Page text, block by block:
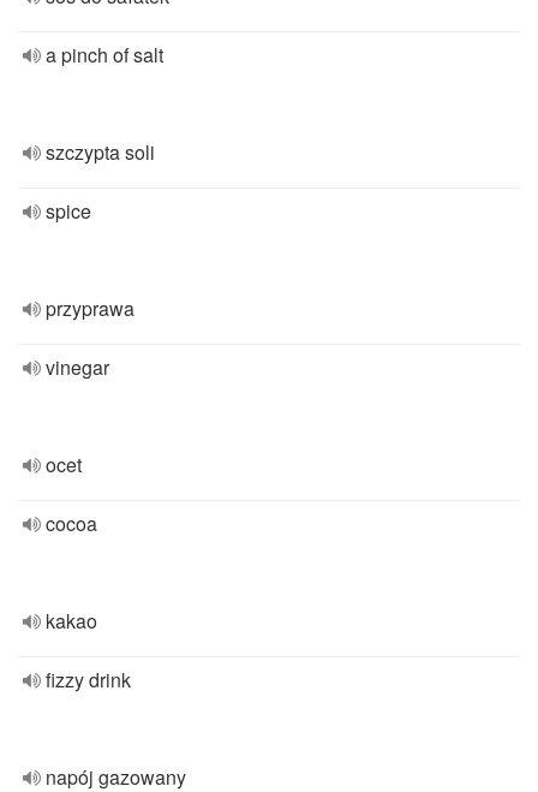
a pinch of salt
szczypta soli
spice
przyprawa
vinegar
ocet
cocoa
kakao
fizzy drink
napój gazowany